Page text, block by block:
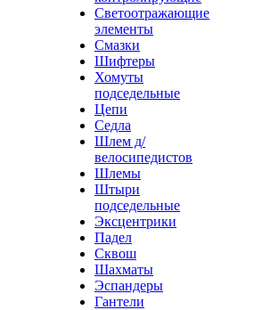
Светоотражающие
элементы
Смазки
Шифтеры
Хомуты
подседельные
Цепи
Седла
Шлем д/
велосипедистов
Шлемы
Штыри
подседельные
Эксцентрики
Падел
Сквош
Шахматы
Эспандеры
Гантели